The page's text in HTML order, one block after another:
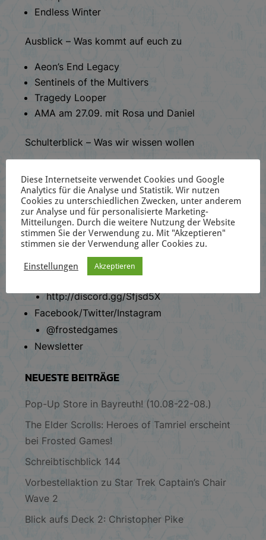
Endless Winter
Ausblick – Was kommt auf euch zu
Aeon’s End Legacy
Sentinels of the Multivers
Tragedy Looper
AMA am 27.09. mit Rosa und Daniel
Schulterblick – Was wir wissen wollen
Wie seht ihr Bling-Blings und Lorebook?
Neue Frage
Wie holt ihr euch Information von den
Verlagen?
Rundblick – Wo findet ihr uns
http://discord.gg/Sfjsd5X
Facebook/Twitter/Instagram
@frostedgames
Newsletter
NEUESTE BEITRÄGE
Pop-Up Store in Bayreuth! (10.08-22-08.)
The Elder Scrolls: Heroes of Tamriel erscheint
bei Frosted Games!
Schreibtischblick 144
Vorbestellaktion zu Star Trek Captain’s Chair
Wave 2
Blick aufs Deck 2: Christopher Pike
Diese Internetseite verwendet Cookies und Google
Analytics für die Analyse und Statistik. Wir nutzen
Cookies zu unterschiedlichen Zwecken, unter anderem
zur Analyse und für personalisierte Marketing-
Mitteilungen. Durch die weitere Nutzung der Website
stimmen Sie der Verwendung zu. Mit "Akzeptieren"
stimmen sie der Verwendung aller Cookies zu.
Einstellungen Akzeptieren